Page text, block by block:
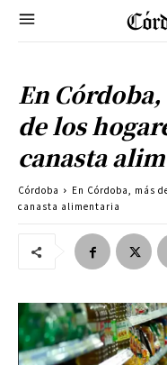
En
de los
canasta
Córdoba
En Córdoba, más
canasta alimentaria